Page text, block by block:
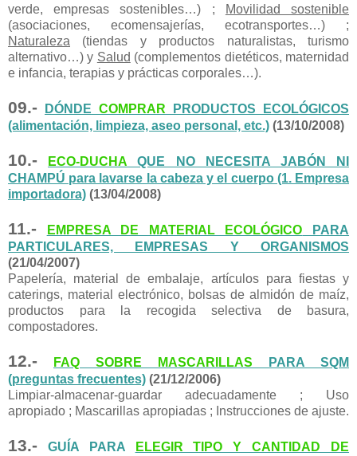
verde, empresas sostenibles…) ;
Movilidad sostenible
(asociaciones, ecomensajerías, ecotransportes…) ;
Naturaleza (tiendas y productos naturalistas, turismo
alternativo…) y Salud (complementos dietéticos, maternidad
e infancia, terapias y prácticas corporales…).
09.- DÓNDE COMPRAR PRODUCTOS ECOLÓGICOS
(alimentación, limpieza, aseo personal, etc.) (13/10/2008)
10.- ECO-DUCHA QUE NO NECESITA JABÓN NI
CHAMPÚ para lavarse la cabeza y el cuerpo (1. Empresa
importadora) (13/04/2008)
11.- EMPRESA DE MATERIAL ECOLÓGICO PARA
PARTICULARES, EMPRESAS Y ORGANISMOS
(21/04/2007)
Papelería, material de embalaje, artículos para fiestas y
caterings, material electrónico, bolsas de almidón de maíz,
productos para la recogida selectiva de basura,
compostadores.
12.- FAQ SOBRE MASCARILLAS PARA SQM
(preguntas frecuentes) (21/12/2006)
Limpiar-almacenar-guardar adecuadamente ; Uso
apropiado ; Mascarillas apropiadas ; Instrucciones de ajuste.
13.- GUÍA PARA
ELEGIR TIPO Y CANTIDAD DE